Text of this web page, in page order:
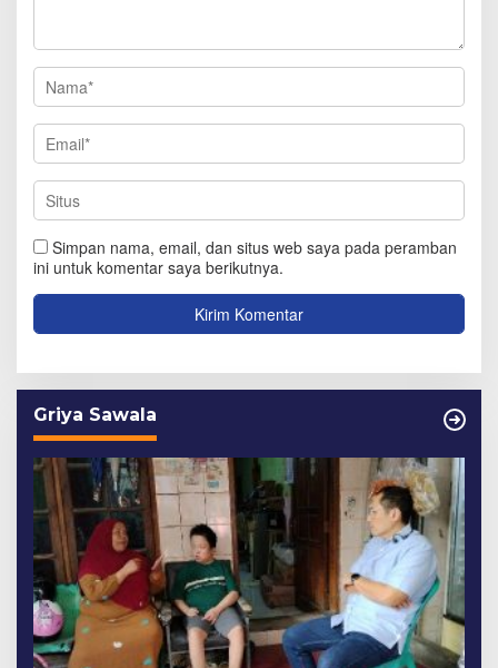
Simpan nama, email, dan situs web saya pada peramban
ini untuk komentar saya berikutnya.
Griya Sawala